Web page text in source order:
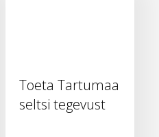
Toeta Tartumaa
seltsi tegevust